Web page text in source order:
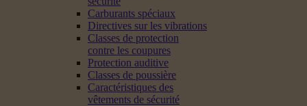
Carburants spéciaux
Directives sur les vibrations
Classes de protection
contre les coupures
Protection auditive
Classes de poussière
Caractéristiques des
vêtements de sécurité